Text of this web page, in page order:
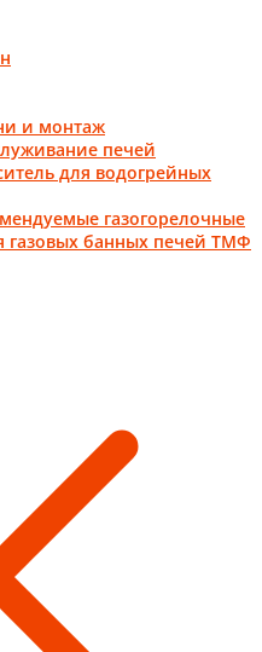
и монтаж
печей
для водогрейных
газогорелочные
газовых банных печей ТМФ